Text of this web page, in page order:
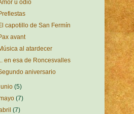
u odio
capotillo de San Fermín
avant
al atardecer
en esa de Roncesvalles
aniversario
(5)
(7)
(7)